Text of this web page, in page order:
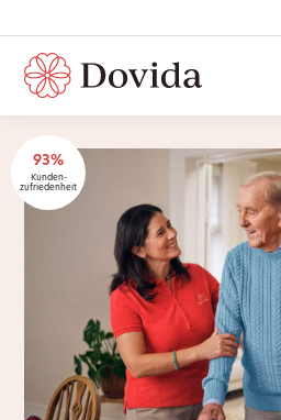
93%
Kunden-
zufriedenheit